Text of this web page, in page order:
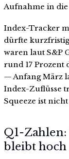
Aufnahme in die
Index-Tracker
dürfte
waren laut S&P
rund 17 Prozent
— Anfang März
Index-Zuflüsse
Squeeze ist
Q1-
bleibt hoch